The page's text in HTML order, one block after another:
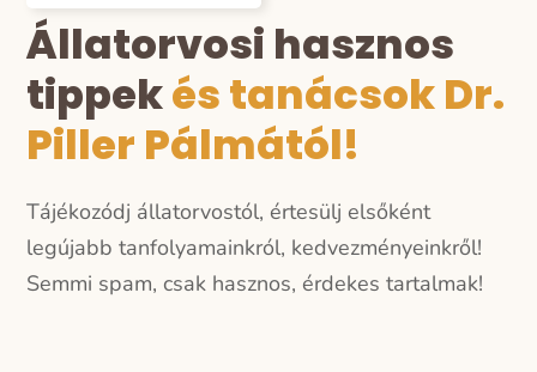
Állatorvosi hasznos
tippekés tanácsok Dr.
Piller Pálmától!
Tájékozódj állatorvostól, értesülj elsőként
legújabb tanfolyamainkról, kedvezményeinkről!
Semmi spam, csak hasznos, érdekes tartalmak!